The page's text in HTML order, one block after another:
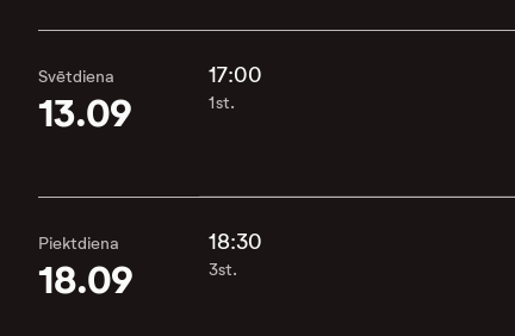
Svētdiena
13.09
17:00
1st.
Piektdiena
18.09
18:30
3st.